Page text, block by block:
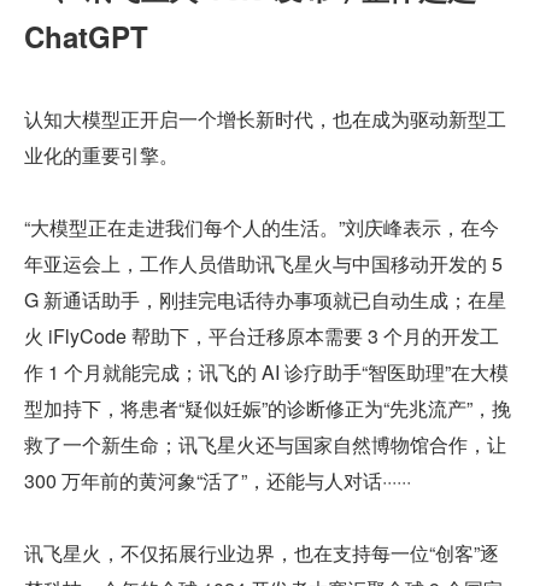
ChatGPT
认知大模型正开启一个增长新时代，也在成为驱动新型工
业化的重要引擎。
“大模型正在走进我们每个人的生活。”刘庆峰表示，在今
年亚运会上，工作人员借助讯飞星火与中国移动开发的 5
G 新通话助手，刚挂完电话待办事项就已自动生成；在星
火 iFlyCode 帮助下，平台迁移原本需要 3 个月的开发工
作 1 个月就能完成；讯飞的 AI 诊疗助手“智医助理”在大模
型加持下，将患者“疑似妊娠”的诊断修正为“先兆流产”，挽
救了一个新生命；讯飞星火还与国家自然博物馆合作，让
300 万年前的黄河象“活了”，还能与人对话······
讯飞星火，不仅拓展行业边界，也在支持每一位“创客”逐